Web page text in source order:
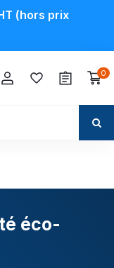
(hors prix
0
éco-